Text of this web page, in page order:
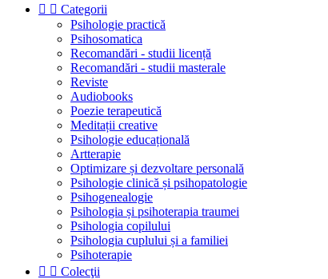
  Categorii
Psihologie practică
Psihosomatica
Recomandări - studii licență
Recomandări - studii masterale
Reviste
Audiobooks
Poezie terapeutică
Meditații creative
Psihologie educațională
Artterapie
Optimizare și dezvoltare personală
Psihologie clinică și psihopatologie
Psihogenealogie
Psihologia și psihoterapia traumei
Psihologia copilului
Psihologia cuplului și a familiei
Psihoterapie
  Colecţii